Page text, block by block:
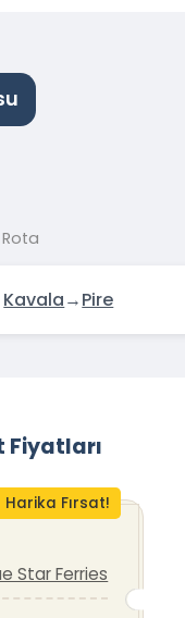
Rota
Kavala→Pire
Fiyatları
Harika Fırsat!
Star Ferries